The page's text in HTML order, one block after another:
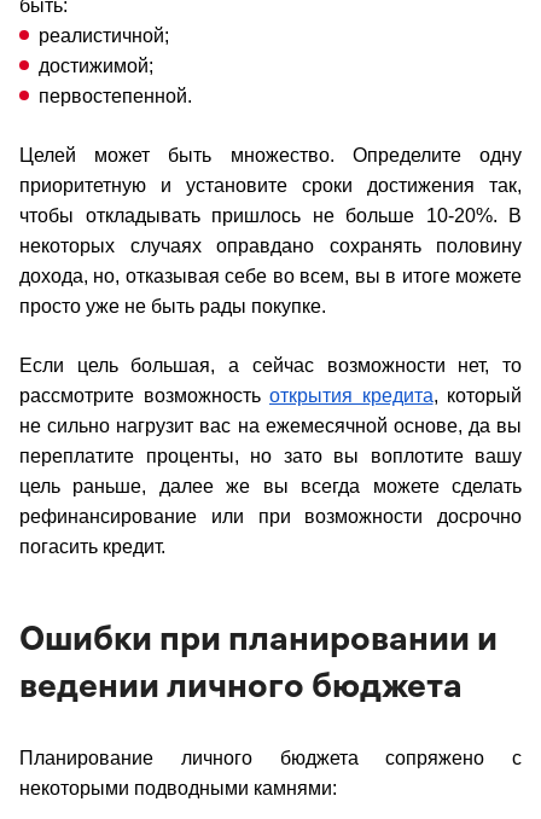
быть:
реалистичной;
достижимой;
первостепенной.
Целей может быть множество. Определите одну
приоритетную и установите сроки достижения так,
чтобы откладывать пришлось не больше 10-20%. В
некоторых случаях оправдано сохранять половину
дохода, но, отказывая себе во всем, вы в итоге можете
просто уже не быть рады покупке.
Если цель большая, а сейчас возможности нет, то
рассмотрите возможность открытия кредита, который
не сильно нагрузит вас на ежемесячной основе, да вы
переплатите проценты, но зато вы воплотите вашу
цель раньше, далее же вы всегда можете сделать
рефинансирование или при возможности досрочно
погасить кредит.
Ошибки при планировании и
ведении личного бюджета
Планирование личного бюджета сопряжено с
некоторыми подводными камнями: